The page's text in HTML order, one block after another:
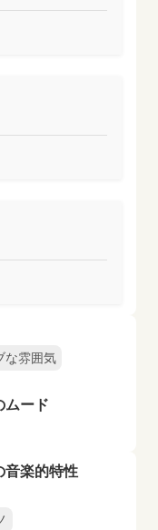
な雰囲気
ムード
音楽的特性